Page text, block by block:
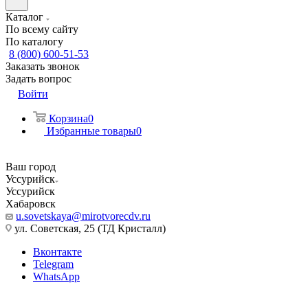
Каталог
По всему сайту
По каталогу
8 (800) 600-51-53
Заказать звонок
Задать вопрос
Войти
Корзина0
Избранные товары0
Ваш город
Уссурийск
Уссурийск
Хабаровск
u.sovetskaya@mirotvorecdv.ru
ул. Советская, 25 (ТД Кристалл)
Вконтакте
Telegram
WhatsApp